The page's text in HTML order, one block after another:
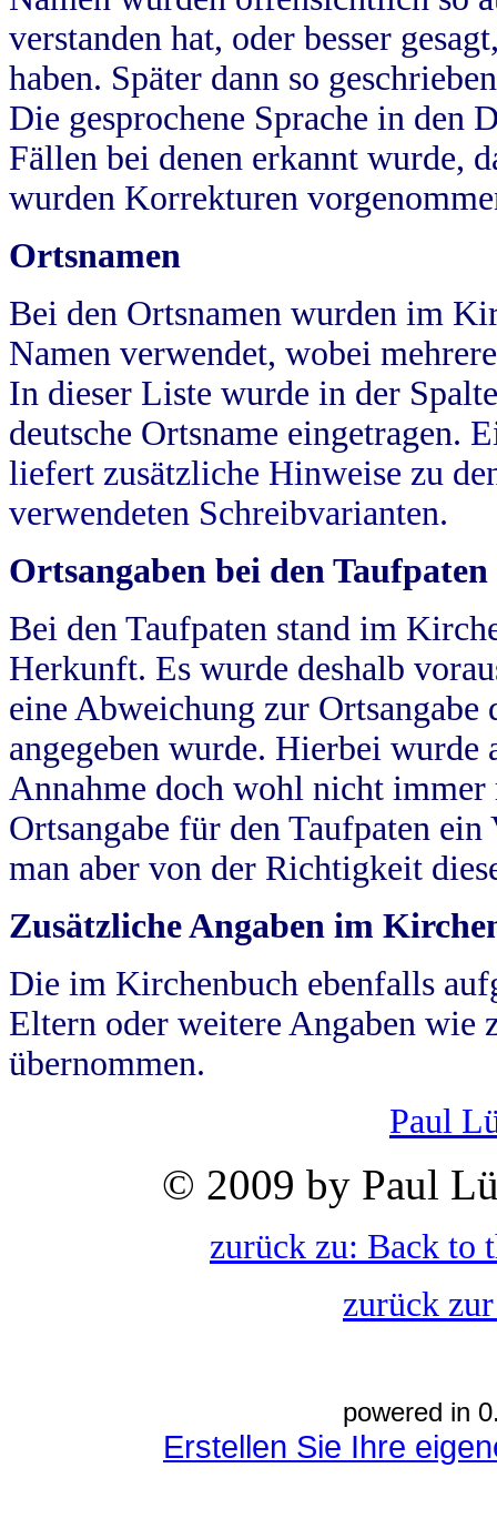
verstanden hat, oder besser
haben. Später dann so
Die gesprochene Sprache in
Fällen bei denen erkannt wurde,
wurden Korrekturen
Ortsnamen
Bei den Ortsnamen wurden im
Namen verwendet, wobei
In dieser Liste wurde in der
deutsche Ortsname eingetragen.
liefert zusätzliche Hinweise zu
verwendeten Schreibvarianten.
Ortsangaben bei den Taufpaten
Bei den Taufpaten stand im
Herkunft. Es wurde deshalb
eine Abweichung zur
angegeben wurde. Hierbei wurde
Annahme doch wohl nicht
Ortsangabe für den Taufpaten
man aber von der Richtigkeit
Zusätzliche Angaben im
Die im Kirchenbuch ebenfalls
Eltern oder weitere Angaben wie
übernommen.
Paul
© 2009 by Paul
zurück zu: Back to
zurück
powered in
Erstellen Sie Ihre